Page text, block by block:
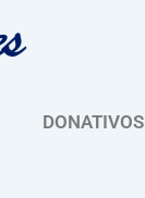
DONATIVOS